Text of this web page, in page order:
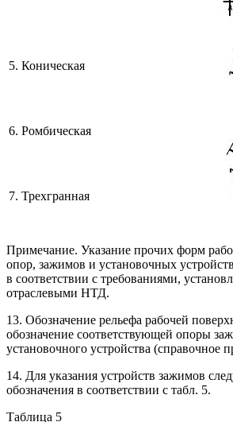
5. Коническая
6. Ромбическая
7. Трехгранная
Примечание. Указание прочих форм
опор, зажимов и установочных
в соответствии с требованиями,
отраслевыми НТД.
13. Обозначение рельефа рабочей
обозначение соответствующей опоры
установочного устройства (справочное
14. Для указания устройств зажимов
обозначения в соответствии с табл. 5.
Таблица 5